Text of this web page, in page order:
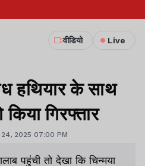
वीडियो Live
हथियार के साथ
गिरफ्तार
2025 07:00 PM
पहुंची तो देखा कि चिन्मया